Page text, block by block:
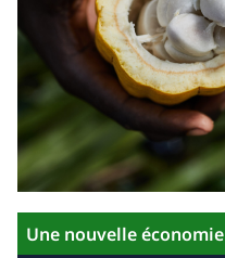
Une nouvelle économie